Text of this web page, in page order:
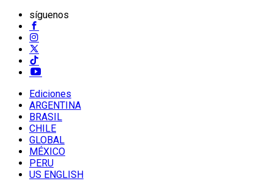
síguenos
Ediciones
ARGENTINA
BRASIL
CHILE
GLOBAL
MÉXICO
PERU
US ENGLISH